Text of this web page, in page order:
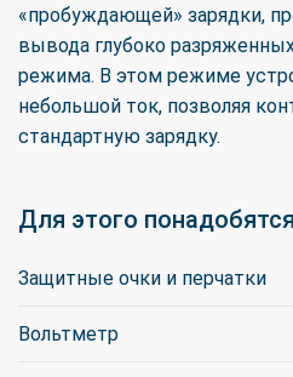
«пробуждающей» зарядки,
вывода глубоко
режима. В этом режиме
небольшой ток, позволяя
стандартную зарядку.
Для этого понадобятся
Защитные очки и перчатки
Вольтметр